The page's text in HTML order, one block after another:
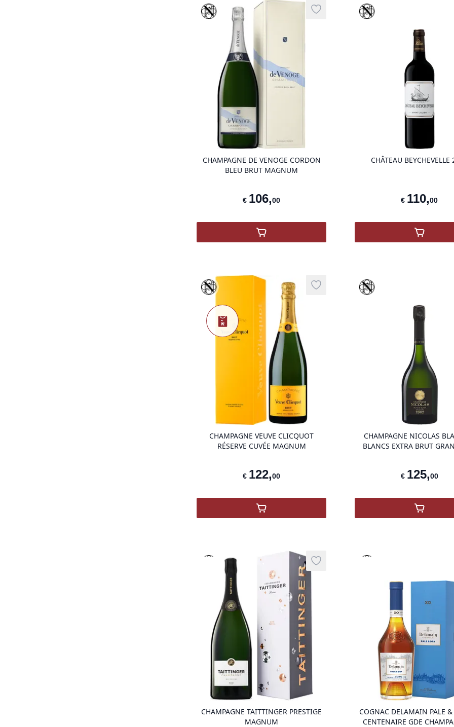
Vinothèque
CHAMPAGNE DE VENOGE CORDON
BLEU BRUT MAGNUM
€ 106,00
Add to wishlist
,Champagne De Venoge Cordon Bleu Brut
Vinothèque
CHÂTEAU BEYCHEVELLE
€ 110,00
,
Vinothèque
NieuwNieuw
CHAMPAGNE VEUVE CLICQUOT
RÉSERVE CUVÉE MAGNUM
€ 122,00
Add to wishlist
product variant items in cart, view bag
,CHAMPAGNE VEUVE CLICQUOT RÉSERVE
Vinothèque
CHAMPAGNE NICOLAS
BLANCS EXTRA BRUT
€ 125,00
,
Vinothèque
CHAMPAGNE TAITTINGER PRESTIGE
MAGNUM
Add to wishlist
product variant items in cart, view bag
Prestige-selectie
COGNAC DELAMAIN PALE &
CENTENAIRE GDE